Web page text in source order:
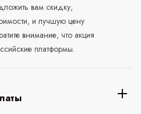
вам скидку,
и лучшую цену
внимание, что акция
платформы.